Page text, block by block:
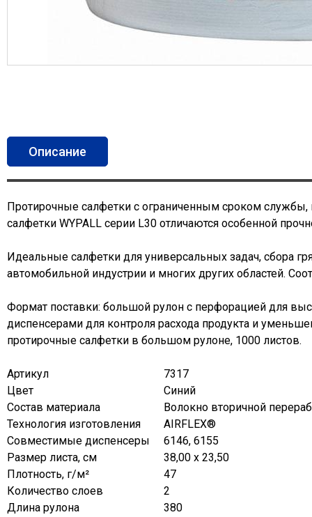
Описание
Протирочные салфетки с ограниченным сроком службы,
салфетки WYPALL серии L30 отличаются особенной
Идеальные салфетки для универсальных задач, сбора
автомобильной индустрии и многих других областей.
Формат поставки: большой рулон с перфорацией для
диспенсерами для контроля расхода продукта и
протирочные салфетки в большом рулоне, 1000 листов.
Артикул
7317
Цвет
Синий
Состав материала
Волокно вторичной
Технология изготовления
AIRFLEX®
Совместимые диспенсеры
6146, 6155
Размер листа, см
38,00 x 23,50
Плотность, г/м²
47
Количество слоев
2
Длина рулона
380